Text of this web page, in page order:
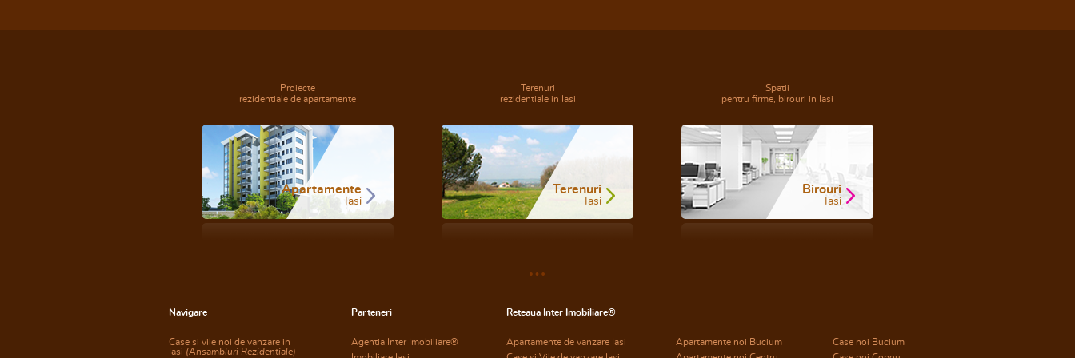
Proiecte
rezidentiale de apartamente
Apartamente
Iasi
Terenuri
rezidentiale in Iasi
Terenuri
Iasi
Spatii
pentru firme, birouri in Iasi
Birouri
Iasi
Navigare
Case si vile noi de vanzare in
Iasi (Ansambluri Rezidentiale)
Parteneri
Agentia Inter Imobiliare®
Reteaua Inter Imobiliare®
Apartamente de vanzare Iasi
Apartamente noi Bucium
Case noi Bucium